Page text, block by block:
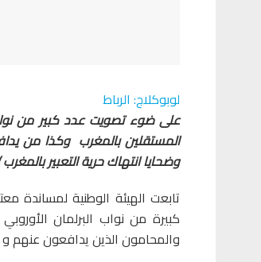
لوبوكلاج: الرباط
على ضوء تصويت عدد كبير من
المستقلين بالمغرب وكذا من
وضحايا انتهاك حرية التعبير
تابعت الهيئة الوطنية لمساندة
كبيرة من نواب البرلمان
والمحامون الذين يدافعون عنهم